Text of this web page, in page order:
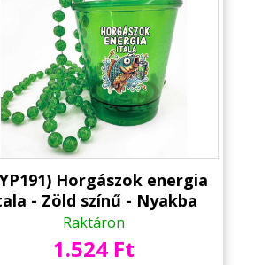
Horgászok energia
- Zöld színű - Nyakba
Felespohár, LED
- Horgász ajándék
Raktáron
1.524 Ft